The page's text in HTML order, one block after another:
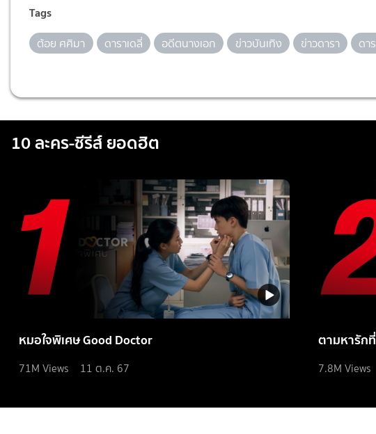
Tags
ต้อย ศศิมา ดาราเดลี่ อดีตนางเอก ข่าวบันเทิง ข่าวดารา ดา
10 ละคร-ซีรีส์ ยอดฮิต
หมอใจพิเศษ Good Doctor
71M Views 11 ต.ค. 67
ตามหารัก
7.8M Views